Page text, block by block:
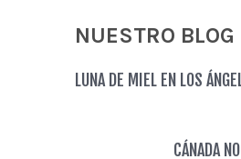
NUESTRO BLOG
LUNA DE MIEL EN LOS
CÁNADA